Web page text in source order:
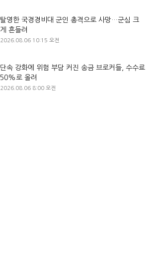
탈영한 국경경비대 군인 총격으로 사망…군심 크
게 흔들려
2026.08.06 10:15 오전
단속 강화에 위험 부담 커진 송금 브로커들, 수수료
50%로 올려
2026.08.06 8:00 오전